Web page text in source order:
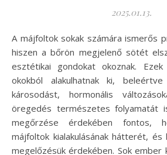
2025.01.13.
A májfoltok sokak számára ismerős problémát jelentenek,
hiszen a bőrön megjelenő sötét
esztétikai gondokat okoznak.
okokból alakulhatnak ki,
károsodást, hormonális
öregedés természetes folyamatát
megőrzése érdekében fontos,
májfoltok kialakulásának hátterét,
megelőzésük érdekében. Sok ember